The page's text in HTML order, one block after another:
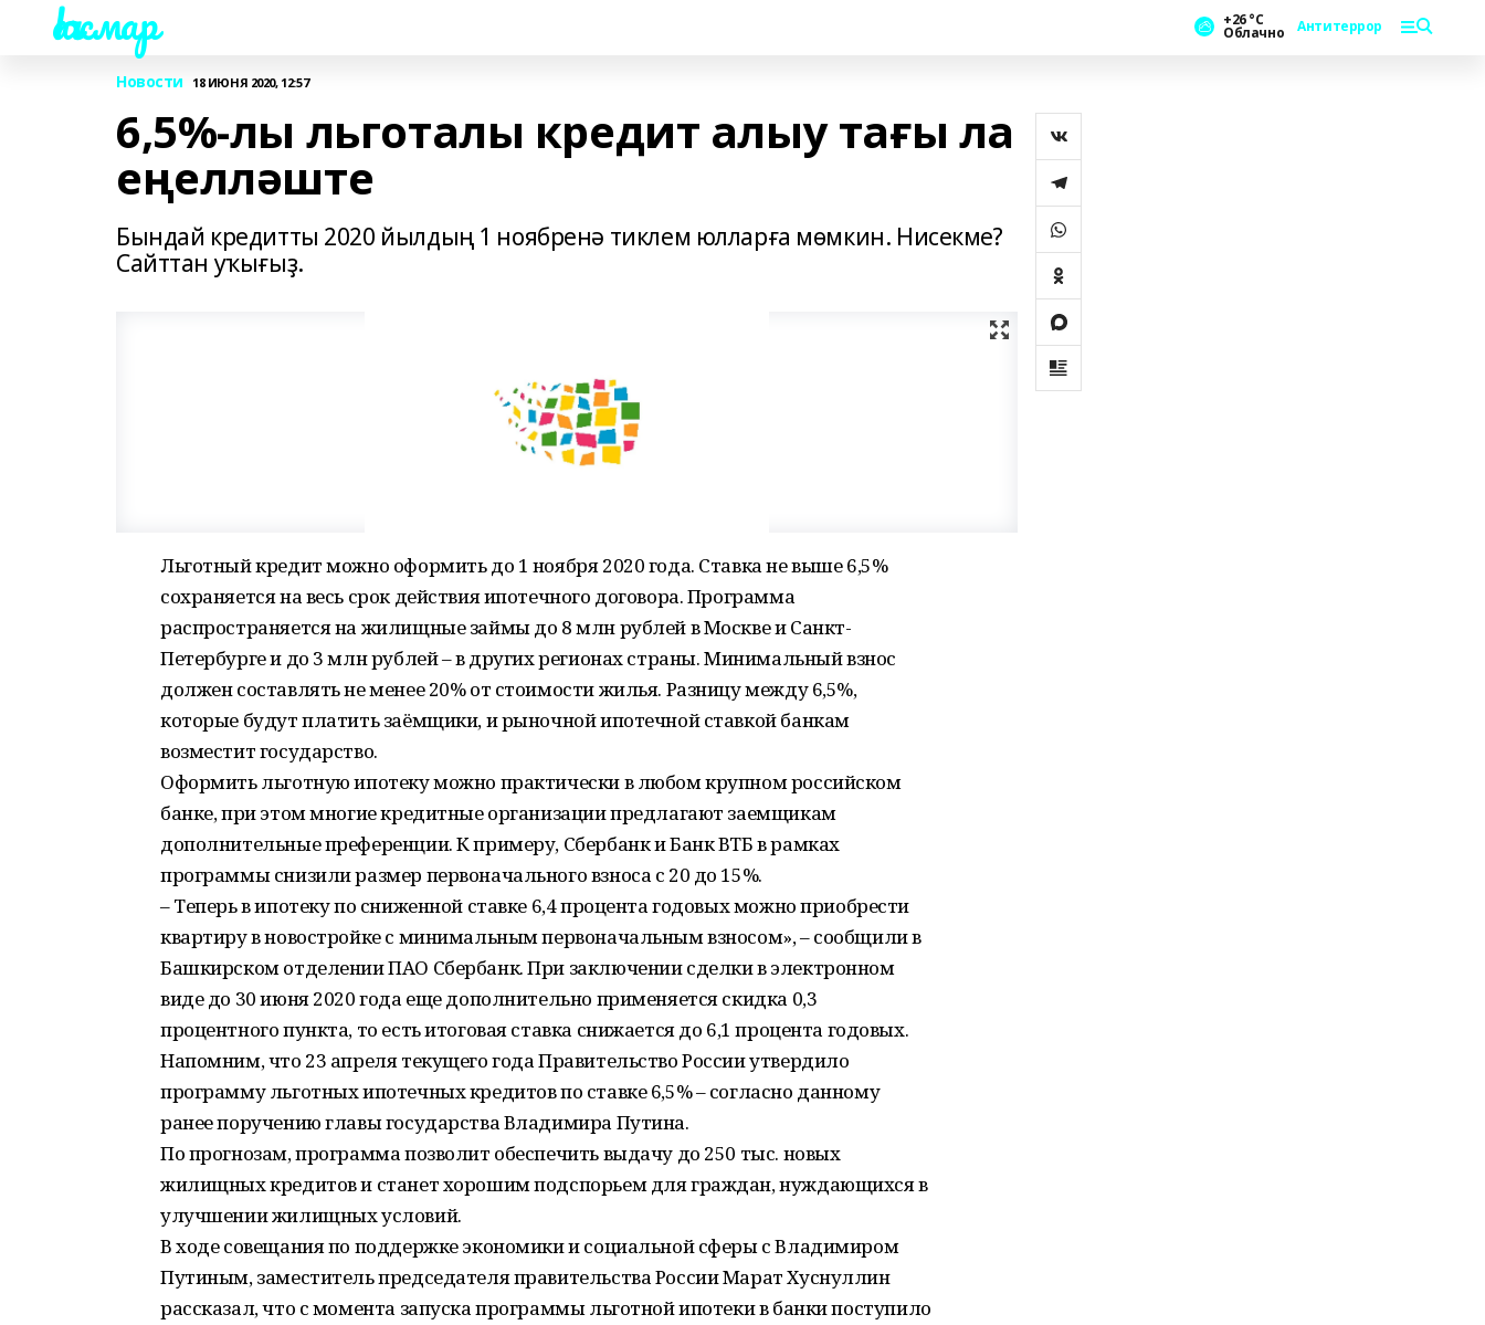
Һаҡмар +26 °С
Облачно Антитеррор
Новости 18 ИЮНЯ 2020, 12:57
6,5%-лы льготалы кредит алыу тағы ла
еңелләште
Бындай кредитты 2020 йылдың 1 ноябренә тиклем юлларға мөмкин. Нисекме?
Сайттан уҡығыҙ.
Льготный кредит можно оформить до 1 ноября 2020 года. Ставка не выше 6,5%
сохраняется на весь срок действия ипотечного договора. Программа
распространяется на жилищные займы до 8 млн рублей в Москве и Санкт-
Петербурге и до 3 млн рублей – в других регионах страны. Минимальный взнос
должен составлять не менее 20% от стоимости жилья. Разницу между 6,5%,
которые будут платить заёмщики, и рыночной ипотечной ставкой банкам
возместит государство.
Оформить льготную ипотеку можно практически в любом крупном российском
банке, при этом многие кредитные организации предлагают заемщикам
дополнительные преференции. К примеру, Сбербанк и Банк ВТБ в рамках
программы снизили размер первоначального взноса с 20 до 15%.
– Теперь в ипотеку по сниженной ставке 6,4 процента годовых можно приобрести
квартиру в новостройке с минимальным первоначальным взносом», – сообщили в
Башкирском отделении ПАО Сбербанк. При заключении сделки в электронном
виде до 30 июня 2020 года еще дополнительно применяется скидка 0,3
процентного пункта, то есть итоговая ставка снижается до 6,1 процента годовых.
Напомним, что 23 апреля текущего года Правительство России утвердило
программу льготных ипотечных кредитов по ставке 6,5% – согласно данному
ранее поручению главы государства Владимира Путина.
По прогнозам, программа позволит обеспечить выдачу до 250 тыс. новых
жилищных кредитов и станет хорошим подспорьем для граждан, нуждающихся в
улучшении жилищных условий.
В ходе совещания по поддержке экономики и социальной сферы с Владимиром
Путиным, заместитель председателя правительства России Марат Хуснуллин
рассказал, что с момента запуска программы льготной ипотеки в банки поступило